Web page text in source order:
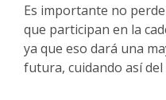
Es importante no
que participan en la
ya que eso dará una
futura, cuidando así